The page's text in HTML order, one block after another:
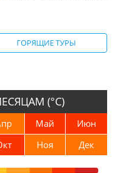
ГОРЯЩИЕ ТУРЫ
(°С)
Май
Июн
Ноя Дек